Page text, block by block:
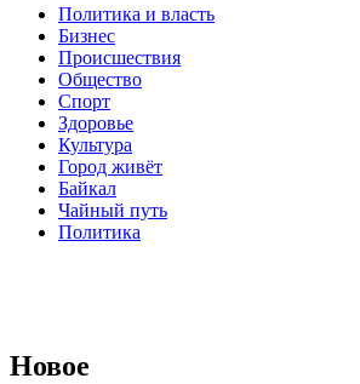
Политика и власть
Бизнес
Происшествия
Общество
Cпорт
Здоровье
Культура
Город живёт
Байкал
Чайный путь
Политика
Новое